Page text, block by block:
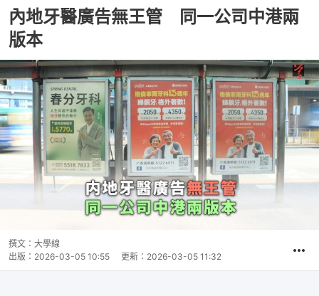
內地牙醫廣告無王管 同一公司中港兩
版本
撰文： 大學線
出版： 2026-03-05 10:55 更新： 2026-03-05 11:32